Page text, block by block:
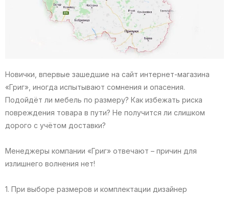
Новички, впервые зашедшие на сайт интернет-магазина
«Григ», иногда испытывают сомнения и опасения.
Подойдёт ли мебель по размеру? Как избежать риска
повреждения товара в пути? Не получится ли слишком
дорого с учётом доставки?
Менеджеры компании «Григ» отвечают – причин для
излишнего волнения нет!
1. При выборе размеров и комплектации дизайнер